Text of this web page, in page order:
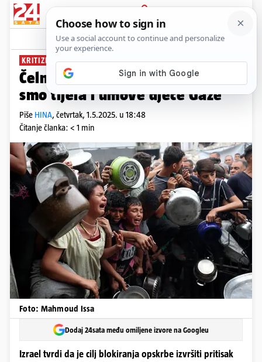
PRIJAVA
News Komentari
KRITIZIRAO BLOKADU POMOĆI
Čelnik WHO-a se slomio: 'Skršili
smo tijela i umove djece Gaze'
Piše HINA, četvrtak, 1.5.2025. u 18:48
Čitanje članka: < 1 min
Foto: Mahmoud Issa
Dodaj 24sata među omiljene izvore na Googleu
Izrael tvrdi da je cilj blokiranja opskrbe izvršiti pritisak